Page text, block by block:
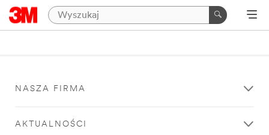
NASZA FIRMA
AKTUALNOŚCI